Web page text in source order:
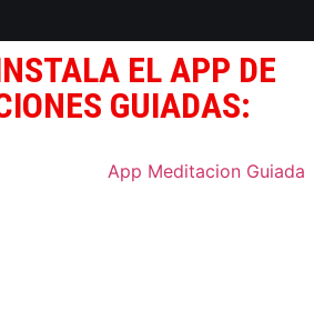
EL APP DE
GUIADAS: